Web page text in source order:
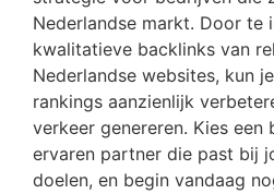
Nederlandse markt. Door te
kwalitatieve backlinks van
Nederlandse websites, kun
rankings aanzienlijk
verkeer genereren. Kies een
ervaren partner die past bij
doelen, en begin vandaag